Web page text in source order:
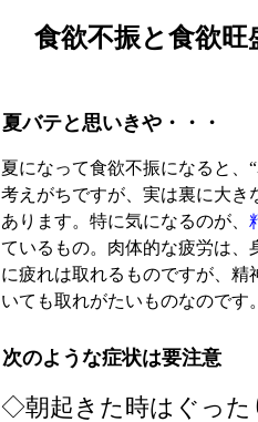
食欲不振と食欲
夏バテと思いきや・・・
夏になって食欲不振になると、
考えがちですが、実は裏に大き
あります。特に気になるのが、
ているもの。肉体的な疲労は、
に疲れは取れるものですが、精
いても取れがたいものなのです
次のような症状は要注意
◇朝起きた時はぐった